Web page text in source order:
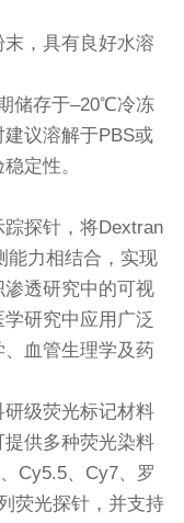
，具有良好水溶
储存于–20℃冷冻
议溶解于PBS或
定性。
探针，将Dextran
能力相结合，实现
透研究中的可视
研究中应用广泛
血管生理学及药
级荧光标记材料
供多种荧光染料
Cy5.5、Cy7、罗
荧光探针，并支持